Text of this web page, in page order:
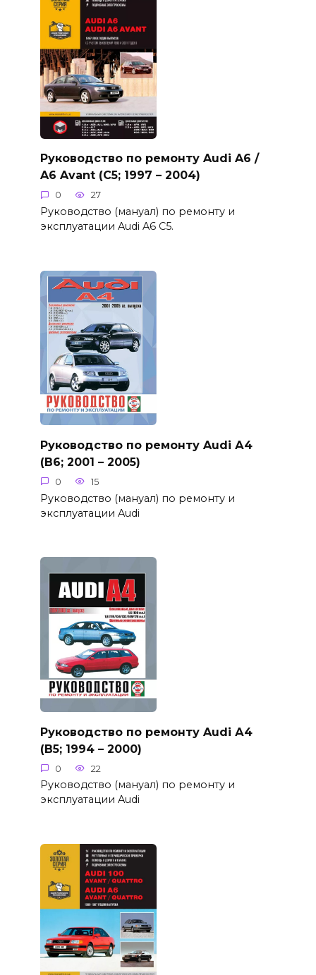
Руководство по ремонту Audi A6 /
A6 Avant (C5; 1997 – 2004)
0 27
Руководство (мануал) по ремонту и
эксплуатации Audi A6 C5.
Руководство по ремонту Audi А4
(B6; 2001 – 2005)
0 15
Руководство (мануал) по ремонту и
эксплуатации Audi
Руководство по ремонту Audi А4
(B5; 1994 – 2000)
0 22
Руководство (мануал) по ремонту и
эксплуатации Audi